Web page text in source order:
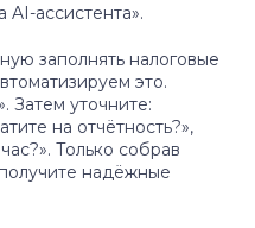
ассистента».
заполнять налоговые
это.
Затем уточните:
на отчётность?»,
Только собрав
надёжные